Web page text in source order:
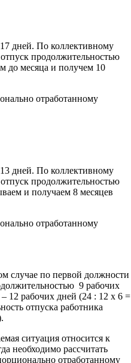
дней. По коллективному
продолжительностью
до месяца и получем 10
отработанному
дней. По коллективному
продолжительностью
и получаем 8 месяцев
отработанному
случае по первой должности
9 рабочих
12 рабочих дней (24 : 12 х 6 =
отпуска работника
ситуация относится к
необходимо рассчитать
отработанному